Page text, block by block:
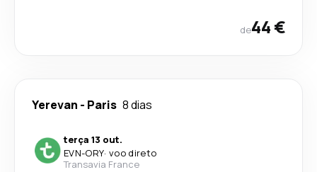
de44 €
Yerevan - Paris 8 dias
terça 13 out.
EVN-ORY· voo direto
Transavia France